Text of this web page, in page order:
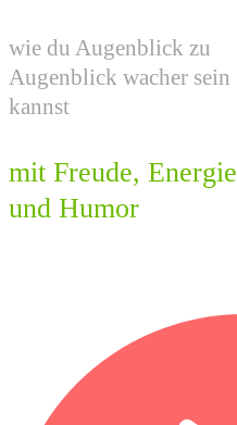
wie du Augenblick zu
Augenblick wacher sein
kannst
mit Freude, Energie
und Humor